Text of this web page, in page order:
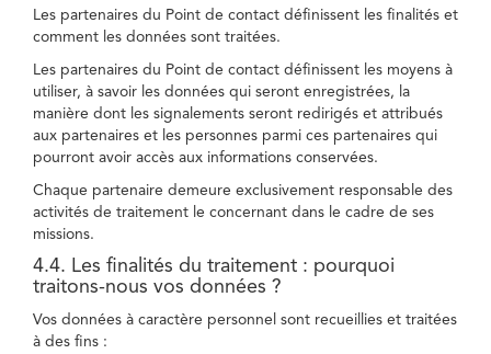
Les partenaires du Point de contact définissent les finalités et
comment les données sont traitées.
Les partenaires du Point de contact définissent les moyens à
utiliser, à savoir les données qui seront enregistrées, la
manière dont les signalements seront redirigés et attribués
aux partenaires et les personnes parmi ces partenaires qui
pourront avoir accès aux informations conservées.
Chaque partenaire demeure exclusivement responsable des
activités de traitement le concernant dans le cadre de ses
missions.
4.4. Les finalités du traitement : pourquoi
traitons-nous vos données ?
Vos données à caractère personnel sont recueillies et traitées
à des fins :